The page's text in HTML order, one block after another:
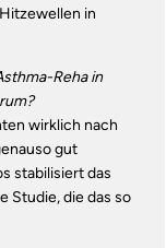
in
Reha in
wirklich nach
gut
stabilisiert das
Studie, die das so